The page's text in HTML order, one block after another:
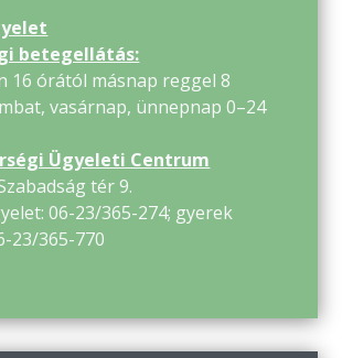
betegellátás:
16 órától másnap reggel 8
vasárnap, ünnepnap 0–24
Ügyeleti Centrum
tér 9.
06-23/365-274; gyerek
23/365-770